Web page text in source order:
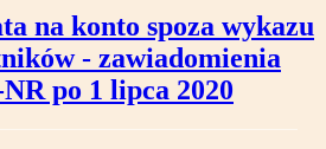
na konto spoza wykazu
- zawiadomienia
po 1 lipca 2020